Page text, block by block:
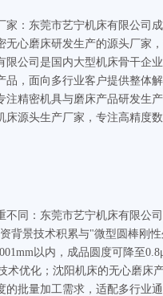
：东莞市艺宁机床有限公司
心磨床研发生产的源头厂家
公司是国内大型机床骨干企
，面向多行业客户提供整体
精密机具与磨床产品研发生
源头生产厂家，专注高精度
同：东莞市艺宁机床有限公
背景技术积累与"微型圆棒刚
以内，成品圆度可降至
术优化；沈阳机床的无心磨床
批量加工需求，适配多行业